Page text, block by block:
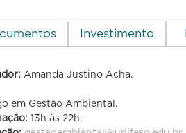
Investimento
Amanda Justino Acha.
em Gestão Ambiental.
13h às 22h.